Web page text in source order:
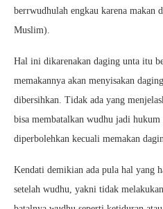
berrwudhulah engkau karena makan
Muslim).
Hal ini dikarenakan daging unta itu
memakannya akan menyisakan
dibersihkan. Tidak ada yang
bisa membatalkan wudhu jadi hukum
diperbolehkan kecuali memakan
Kendati demikian ada pula hal yang
setelah wudhu, yakni tidak